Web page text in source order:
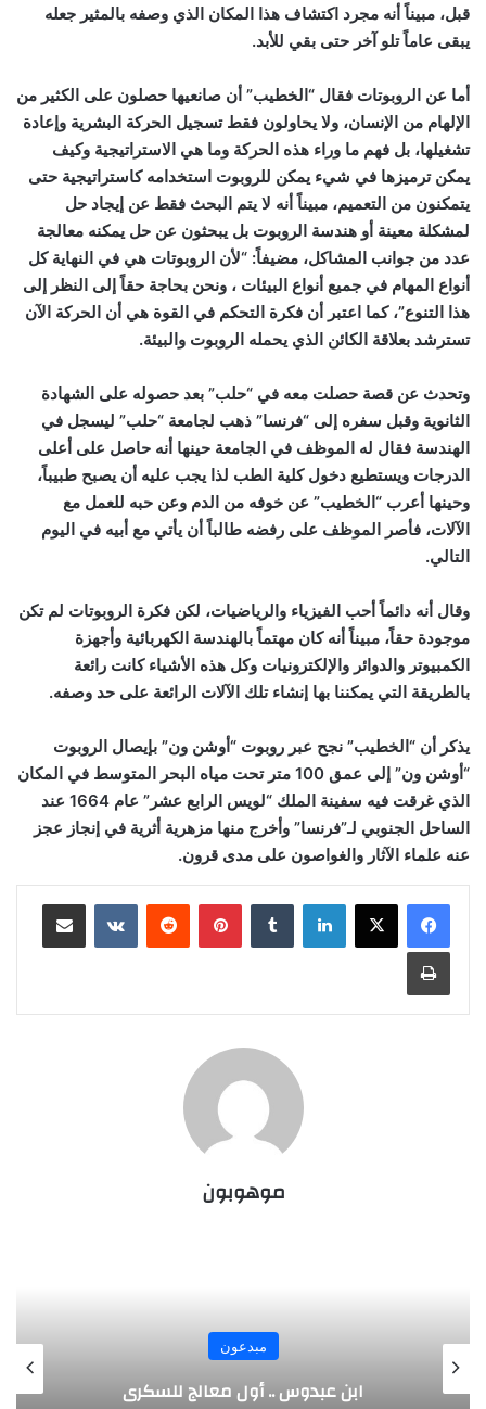
قبل، مبيناً أنه مجرد اكتشاف هذا المكان الذي وصفه بالمثير جعله
يبقى عاماً تلو آخر حتى بقي للأبد.
أما عن الروبوتات فقال “الخطيب” أن صانعيها حصلون على الكثير من
الإلهام من الإنسان، ولا يحاولون فقط تسجيل الحركة البشرية وإعادة
تشغيلها، بل فهم ما وراء هذه الحركة وما هي الاستراتيجية وكيف
يمكن ترميزها في شيء يمكن للروبوت استخدامه كاستراتيجية حتى
يتمكنون من التعميم، مبيناً أنه لا يتم البحث فقط عن إيجاد حل
لمشكلة معينة أو هندسة الروبوت بل يبحثون عن حل يمكنه معالجة
عدد من جوانب المشاكل، مضيفاً: “لأن الروبوتات هي في النهاية كل
أنواع المهام في جميع أنواع البيئات ، ونحن بحاجة حقاً إلى النظر إلى
هذا التنوع”، كما اعتبر أن فكرة التحكم في القوة هي أن الحركة الآن
تسترشد بعلاقة الكائن الذي يحمله الروبوت والبيئة.
وتحدث عن قصة حصلت معه في “حلب” بعد حصوله على الشهادة
الثانوية وقبل سفره إلى “فرنسا” ذهب لجامعة “حلب” ليسجل في
الهندسة فقال له الموظف في الجامعة حينها أنه حاصل على أعلى
الدرجات ويستطيع دخول كلية الطب لذا يجب عليه أن يصبح طبيباً،
وحينها أعرب “الخطيب” عن خوفه من الدم وعن حبه للعمل مع
الآلات، فأصر الموظف على رفضه طالباً أن يأتي مع أبيه في اليوم
التالي.
وقال أنه دائماً أحب الفيزياء والرياضيات، لكن فكرة الروبوتات لم تكن
موجودة حقاً، مبيناً أنه كان مهتماً بالهندسة الكهربائية وأجهزة
الكمبيوتر والدوائر والإلكترونيات وكل هذه الأشياء كانت رائعة
بالطريقة التي يمكننا بها إنشاء تلك الآلات الرائعة على حد وصفه.
يذكر أن “الخطيب” نجح عبر روبوت “أوشن ون” بإيصال الروبوت
“أوشن ون” إلى عمق 100 متر تحت مياه البحر المتوسط في المكان
الذي غرقت فيه سفينة الملك “لويس الرابع عشر” عام 1664 عند
الساحل الجنوبي لـ”فرنسا” وأخرج منها مزهرية أثرية في إنجاز عجز
عنه علماء الآثار والغواصون على مدى قرون.
لينكدإن بينتيريست مشاركة عبر البريد
طباعة
موهوبون
عبدوس .. أول معالج للسكري